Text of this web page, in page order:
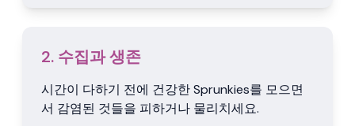
2. 수집과 생존
시간이 다하기 전에 건강한 Sprunkies를 모으면
서 감염된 것들을 피하거나 물리치세요.